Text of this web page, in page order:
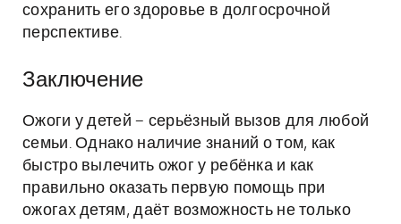
сохранить его здоровье в долгосрочной
перспективе.
Заключение
Ожоги у детей – серьёзный вызов для любой
семьи. Однако наличие знаний о том, как
быстро вылечить ожог у ребёнка и как
правильно оказать первую помощь при
ожогах детям, даёт возможность не только